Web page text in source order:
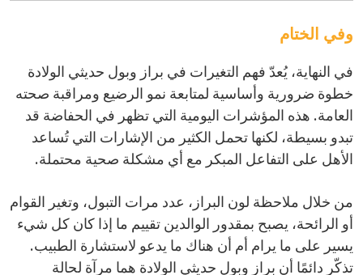
وفي الختام
في النهاية، يُعدّ فهم التغيرات في براز وبول حديثي الولادة
خطوة ضرورية وأساسية لمتابعة نمو الرضيع ومراقبة صحته
العامة. هذه المؤشرات اليومية التي تظهر في الحفاضة قد
تبدو بسيطة، لكنها تحمل الكثير من الإشارات التي تُساعد
الأهل على التفاعل المبكر مع أي مشكلة صحية محتملة.
من خلال ملاحظة لون البراز، عدد مرات التبول، وتغير القوام
أو الرائحة، يصبح بمقدور الوالدين تقييم ما إذا كان كل شيء
يسير على ما يرام أم أن هناك ما يدعو لاستشارة الطبيب.
تذكّر دائمًا أن براز وبول حديثي الولادة هما مرآة لحالة